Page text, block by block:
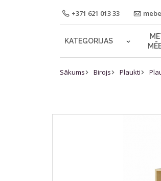
+371 621 013 33
KATEGORIJAS
Sākums Birojs Plaukti